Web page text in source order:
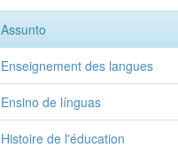
Assunto
Enseignement des langues
Ensino de línguas
Histoire de l'éducation